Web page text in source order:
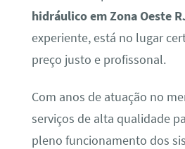
hidráulico em Zona Oeste
experiente, está no lugar
preço justo e profissonal.
Com anos de atuação no
serviços de alta qualidade
pleno funcionamento dos